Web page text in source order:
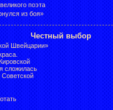
поэта
из боя»
Честный выбор
Швейцарии»
сложилась